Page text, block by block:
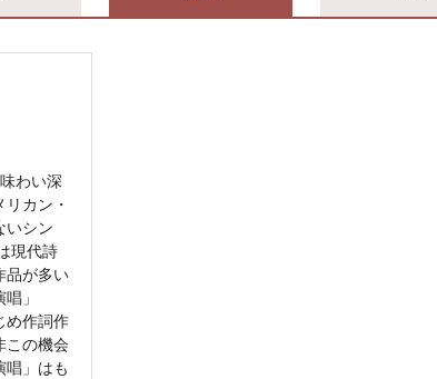
わい深
カン・
いシン
現代詩
品が多い
」
め作詞作
この機会
唱」はも